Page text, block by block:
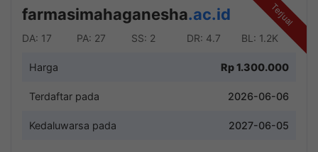
Terjual
farmasimahaganesha.ac.id
DA: 17 PA: 27 SS: 2 DR: 4.7 BL: 1.2K
Harga Rp 1.300.000
Terdaftar pada 2026-06-06
Kedaluwarsa pada 2027-06-05